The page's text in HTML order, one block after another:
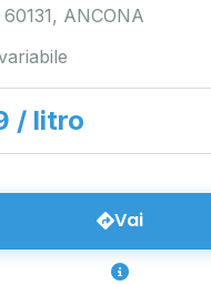
ANCONA
/ litro
Vai